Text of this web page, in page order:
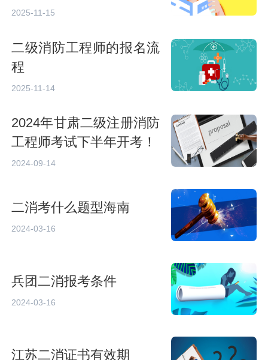
2025-11-15
二级消防工程师的报名流
程
2025-11-14
2024年甘肃二级注册消防
工程师考试下半年开考！
2024-09-14
二消考什么题型海南
2024-03-16
兵团二消报考条件
2024-03-16
江苏二消证书有效期